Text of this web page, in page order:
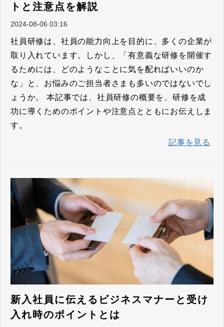
トと注意点を解説
2024-08-06 03:16
社員研修は、社員の能力向上を目的に、多くの企業が
取り入れています。しかし、「有意義な研修を開催す
るためには、どのようなことに気を配ればいいのか
な」と、お悩みのご担当者さまも多いのではないでし
ょうか。 本記事では、社員研修の概要を、研修を成
功に導くためのポイントや注意点とともにお伝えしま
す。
記事を見る
新入社員に伝えるビジネスマナーと受け
入れ時のポイントとは